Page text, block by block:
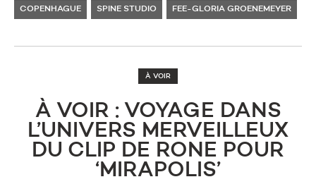
COPENHAGUE SPINE STUDIO FEE-GLORIA GROENEMEYER
À VOIR
À VOIR : VOYAGE DANS
L’UNIVERS MERVEILLEUX
DU CLIP DE RONE POUR
‘MIRAPOLIS’